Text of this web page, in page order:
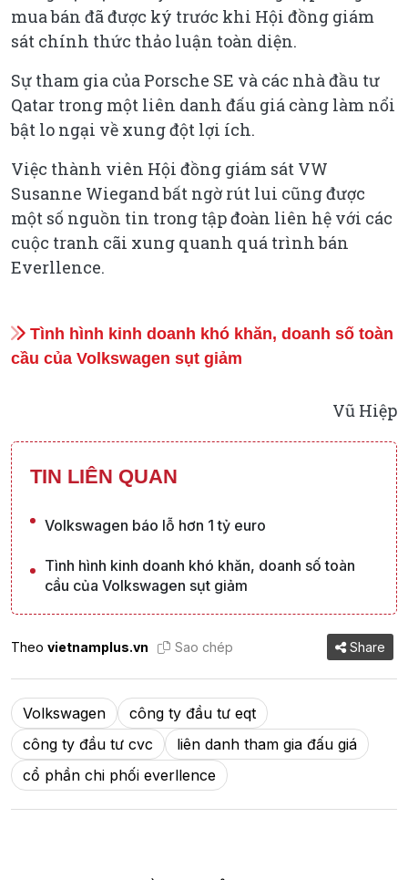
mua bán đã được ký trước khi Hội đồng giám
sát chính thức thảo luận toàn diện.
Sự tham gia của Porsche SE và các nhà đầu tư
Qatar trong một liên danh đấu giá càng làm nổi
bật lo ngại về xung đột lợi ích.
Việc thành viên Hội đồng giám sát VW
Susanne Wiegand bất ngờ rút lui cũng được
một số nguồn tin trong tập đoàn liên hệ với các
cuộc tranh cãi xung quanh quá trình bán
Everllence.
Tình hình kinh doanh khó khăn, doanh số toàn
cầu của Volkswagen sụt giảm
Vũ Hiệp
TIN LIÊN QUAN
Volkswagen báo lỗ hơn 1 tỷ euro
Tình hình kinh doanh khó khăn, doanh số toàn
cầu của Volkswagen sụt giảm
Theo vietnamplus.vn Sao chép Share
Volkswagen
công ty đầu tư eqt
công ty đầu tư cvc
liên danh tham gia đấu giá
cổ phần chi phối everllence